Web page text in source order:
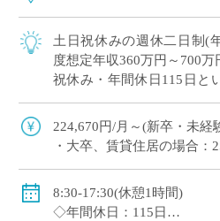
土日祝休みの週休二日制(
度想定年収360万円～700
祝休み・年間休日115日と
経験を正当に評価し、安定
224,670円/月～(新卒・未経
・大卒、賃貸住居の場合：
◇手当：各種手当有
◇賞与：有(年4.1月分)
8:30-17:30(休憩1時間)
◇年間休日：115日